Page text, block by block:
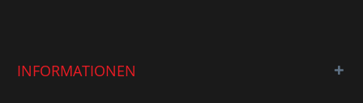
INFORMATIONEN